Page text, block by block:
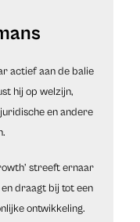
actief aan de balie
hij op welzijn,
en andere
streeft ernaar
draagt bij tot een
ontwikkeling.